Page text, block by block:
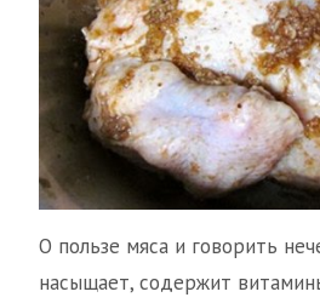
О пользе мяса и говорить
насыщает, содержит